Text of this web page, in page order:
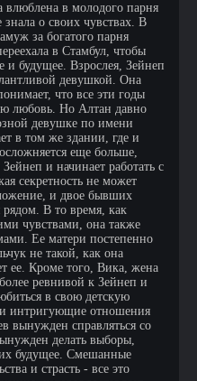
в молодого парня
о своих чувствах. В
за богатого парня
в Стамбул, чтобы
и будущее. Взрослея, Зейнеп
девушкой. Она
что все эти годы
любовь. Но Алтан давно
девушке по имени
в том же здании, где и
еще больше,
и начинает работать с
секретность не может
и двое бывших
В то время, как
чувствами, она также
Ее матери постепенно
не такой, как она
ее. Кроме того, Вика, жена
ревнивой к Зейнеп и
в свою детскую
интригующие отношения
вынужден справляться со
делать выборы,
будущее. Смешанные
и страсть - все это